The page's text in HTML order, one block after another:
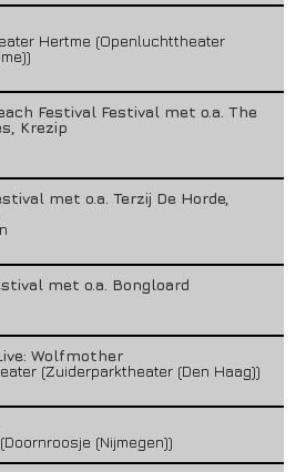
Hertme (Openluchttheater
Festival Festival met o.a. The
Krezip
met o.a. Terzij De Horde,
met o.a. Bongloard
Wolfmother
(Zuiderparktheater (Den Haag))
(Nijmegen))